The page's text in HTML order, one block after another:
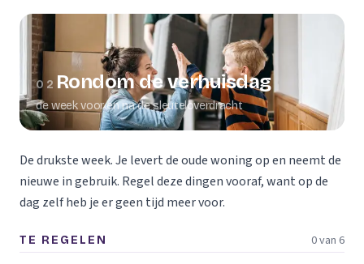
02 Rondom de verhuisdag
de week voor en na de sleuteloverdracht
De drukste week. Je levert de oude woning op en neemt de
nieuwe in gebruik. Regel deze dingen vooraf, want op de
dag zelf heb je er geen tijd meer voor.
TE REGELEN 0 van 6